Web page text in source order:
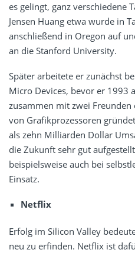
es gelingt, ganz verschiedene
Jensen Huang etwa wurde in
anschließend in Oregon auf
an die Stanford University.
Später arbeitete er zunächst
Micro Devices, bevor er 1993
zusammen mit zwei
von Grafikprozessoren
als zehn Milliarden Dollar
die Zukunft sehr gut
beispielsweise auch bei
Einsatz.
Netflix
Erfolg im Silicon Valley
neu zu erfinden. Netflix ist